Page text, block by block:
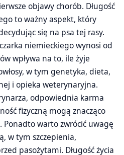
objawy chorób. Długość
to ważny aspekt, który
się na psa tej rasy.
niemieckiego wynosi od
wpływa na to, ile żyje
w tym genetyka, dieta,
i opieka weterynaryjna.
odpowiednia karma
fizyczną mogą znacząco
Ponadto warto zwrócić uwagę
w tym szczepienia,
pasożytami. Długość życia